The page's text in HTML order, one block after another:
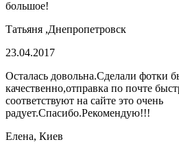
большое!
Татьяня ,Днепропетровск
23.04.2017
Осталась довольна.Сделали фотки
качественно,отправка по почте
соответствуют на сайте это очень
радует.Спасибо.Рекомендую!!!
Елена, Киев